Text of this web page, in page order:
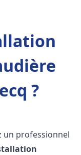
?
un professionnel